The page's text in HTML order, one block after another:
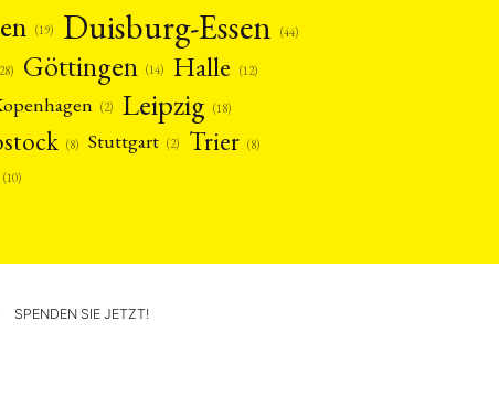
(19) Duisburg-Essen (44)
Göttingen (14) Halle (12)
(2) Leipzig (18)
(8) Stuttgart (2) Trier (8)
(10)
SPENDEN SIE JETZT!